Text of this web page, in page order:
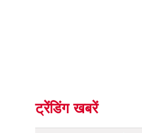
ट्रेंडिंग खबरें